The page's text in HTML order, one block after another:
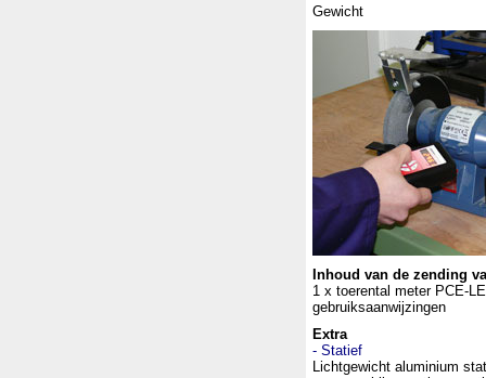
Gewicht
Inhoud van de zending
1 x toerental meter PCE-
gebruiksaanwijzingen
Extra
- Statief
Lichtgewicht aluminium